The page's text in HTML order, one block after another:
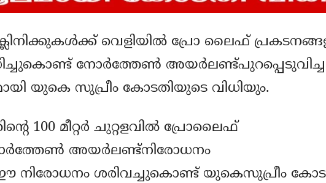
വെളിയില്‍ പ്രോ ലൈഫ്
നോര്‍ത്തേണ്‍ അയര്‍ലണ്ട്പുറപ്പെടുവിച്ച
യുകെ സുപ്രീം കോടതിയുടെ വിധിയും.
100 മീറ്റര്‍ ചുറ്റളവില്‍ പ്രോലൈഫ്
അയര്‍ലണ്ട്‌നിരോധനം
നിരോധനം ശരിവച്ചുകൊണ്ട് യുകെസുപ്രീം